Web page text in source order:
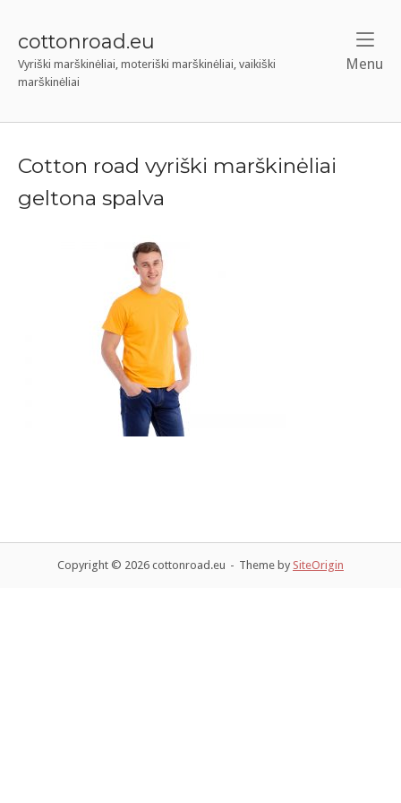
content
cottonroad.eu
Vyriški marškinėliai, moteriški marškinėliai, vaikiški
marškinėliai
Menu
Cotton road vyriški marškinėliai
geltona spalva
Copyright © 2026 cottonroad.eu Theme by SiteOrigin